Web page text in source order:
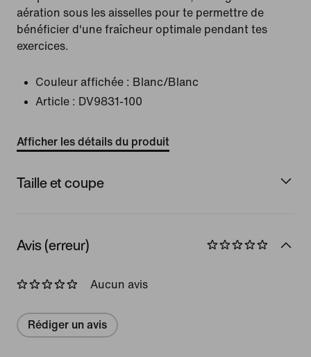
aération sous les aisselles pour te permettre de
bénéficier d'une fraîcheur optimale pendant tes
exercices.
Couleur affichée : Blanc/Blanc
Article : DV9831-100
Afficher les détails du produit
Taille et coupe
Avis (erreur)
Aucun avis
Rédiger un avis